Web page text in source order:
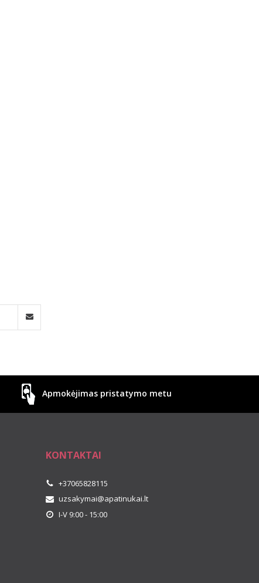
Apmokėjimas pristatymo metu
KONTAKTAI
+37065828115
uzsakymai@apatinukai.lt
I-V 9:00 - 15:00